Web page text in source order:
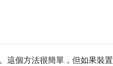
這個方法很簡單，但如果裝置